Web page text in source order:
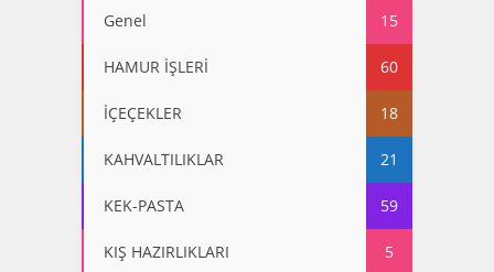
Genel 15
HAMUR İŞLERİ 60
İÇEÇEKLER 18
KAHVALTILIKLAR 21
KEK-PASTA 59
KIŞ HAZIRLIKLARI 5